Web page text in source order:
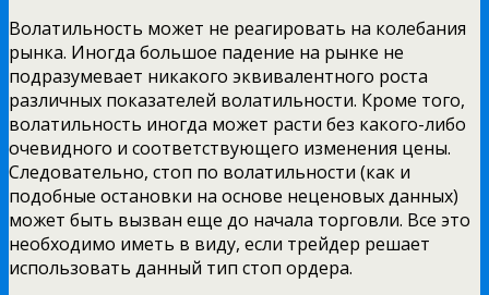
Волатильность может не реагировать на колебания
рынка. Иногда большое падение на рынке не
подразумевает никакого эквивалентного роста
различных показателей волатильности. Кроме того,
волатильность иногда может расти без какого-либо
очевидного и соответствующего изменения цены.
Следовательно, стоп по волатильности (как и
подобные остановки на основе неценовых данных)
может быть вызван еще до начала торговли. Все это
необходимо иметь в виду, если трейдер решает
использовать данный тип стоп ордера.